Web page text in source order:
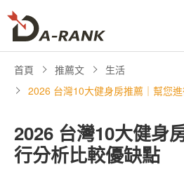
首頁 推薦文
生活
2026 台灣10大健身房推薦｜幫您
2026 台灣10大健身
行分析比較優缺點